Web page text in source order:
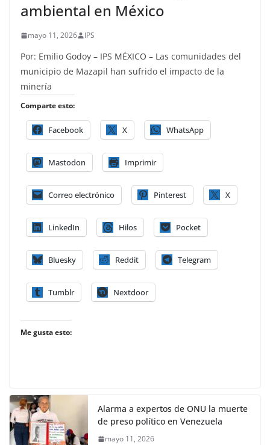
ambiental en México
mayo 11, 2026 IPS
Por: Emilio Godoy – IPS MÉXICO – Las comunidades del
municipio de Mazapil han sufrido el impacto de la
minería
Comparte esto:
Facebook X WhatsApp
Mastodon Imprimir
Correo electrónico Pinterest X
LinkedIn Hilos Pocket
Bluesky Reddit Telegram
Tumblr Nextdoor
Me gusta esto:
Alarma a expertos de ONU la muerte
de preso político en Venezuela
mayo 11, 2026